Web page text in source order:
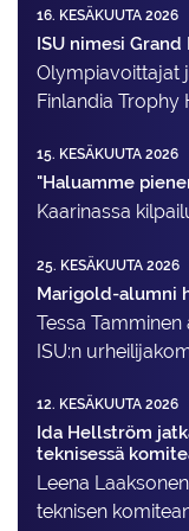
16. KESÄKUUTA 2026
ISU nimesi
Olympiavoittajat
Finlandia Trophy
15. KESÄKUUTA 2026
"Haluamme
Kaarinassa
25. KESÄKUUTA 2026
Marigold-alumni
Tessa
ISU:n
12. KESÄKUUTA 2026
Ida Hellström
teknisessä
Leena
teknisen